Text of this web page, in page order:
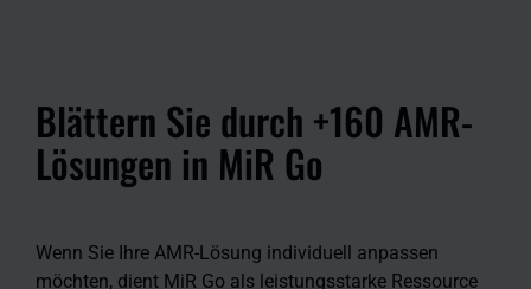
Blättern Sie durch +160 AMR-
Lösungen in MiR Go
Wenn Sie Ihre AMR-Lösung individuell anpassen
möchten, dient MiR Go als leistungsstarke Ressource